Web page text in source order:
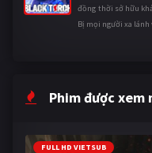
đồng thời sở hữu
Bị mọi người xa lánh
Phim được xem
FULL HD VIETSUB